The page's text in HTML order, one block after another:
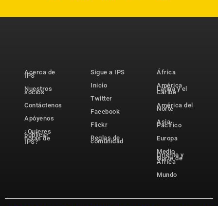
Acerca de
IPS
Nuestros
socios
Contáctenos
Apóyenos
¿Quieres
publicar
notas de
IPS?
Sigue a IPS
Inicio
Twitter
Facebook
Flickr
Reglas de
comunidad
África
América
Latina y el
Caribe
América del
Norte
Asia-
Pacífico
Europa
Medio
Oriente y
Norte de
África
Mundo